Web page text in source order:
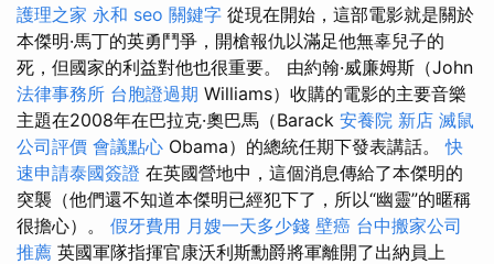
護理之家 永和 seo 關鍵字 從現在開始，這部電影就是關於
本傑明·馬丁的英勇鬥爭，開槍報仇以滿足他無辜兒子的
死，但國家的利益對他也很重要。 由約翰·威廉姆斯（John
法律事務所 台胞證過期 Williams）收購的電影的主要音樂
主題在2008年在巴拉克·奧巴馬（Barack 安養院 新店 滅鼠
公司評價 會議點心 Obama）的總統任期下發表講話。快
速申請泰國簽證 在英國營地中，這個消息傳給了本傑明的
突襲（他們還不知道本傑明已經犯下了，所以“幽靈”的暱稱
很擔心）。 假牙費用 月嫂一天多少錢 壁癌 台中搬家公司
推薦 英國軍隊指揮官康沃利斯勳爵將軍離開了出納員上